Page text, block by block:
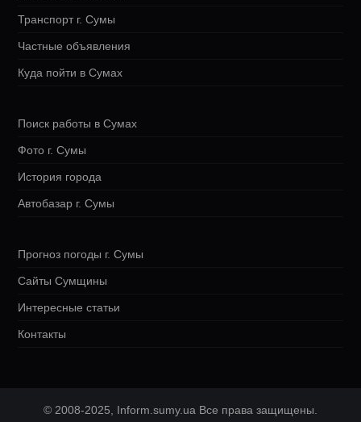
Транспорт г. Сумы
Частные объявления
Куда пойти в Сумах
Поиск работы в Сумах
Фото г. Сумы
История города
Автобазар г. Сумы
Прогноз погоды г. Сумы
Сайты Сумщины
Интересные статьи
Контакты
© 2008-2025, Inform.sumy.ua Все права защищены.